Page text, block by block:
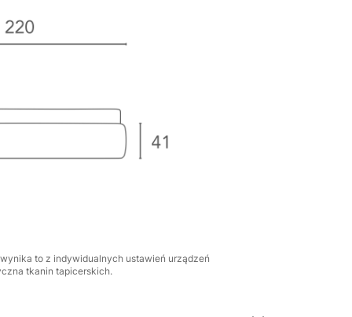
to z indywidualnych ustawień urządzeń
tkanin tapicerskich.